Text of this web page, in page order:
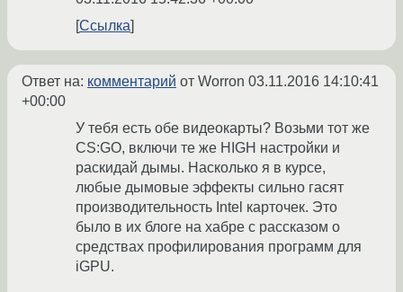
Ссылка
Ответ на: комментарий от Worron 03.11.2016 14:10:41
+00:00
У тебя есть обе видеокарты? Возьми тот же
CS:GO, включи те же HIGH настройки и
раскидай дымы. Насколько я в курсе,
любые дымовые эффекты сильно гасят
производительность Intel карточек. Это
было в их блоге на хабре с рассказом о
средствах профилирования программ для
iGPU.